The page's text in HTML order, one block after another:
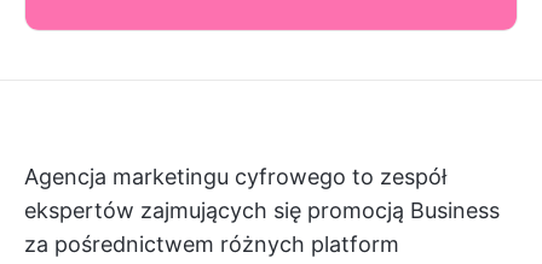
Agencja marketingu cyfrowego to zespół
ekspertów zajmujących się promocją Business
za pośrednictwem różnych platform